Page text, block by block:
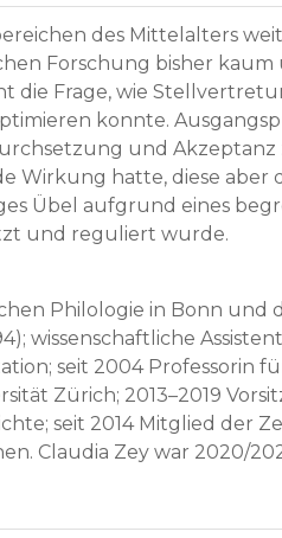
des Mittelalters
Forschung bisher
die Frage, wie
konnte.
und Akzeptanz
Wirkung hatte, diese aber
Übel aufgrund eines
und reguliert wurde.
Philologie in Bonn und
wissenschaftliche
seit 2004 Professorin
Zürich; 2013–2019
seit 2014 Mitglied der
Claudia Zey war 2020/